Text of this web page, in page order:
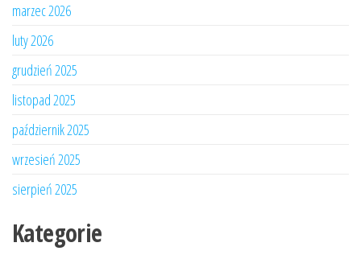
marzec 2026
luty 2026
grudzień 2025
listopad 2025
październik 2025
wrzesień 2025
sierpień 2025
Kategorie